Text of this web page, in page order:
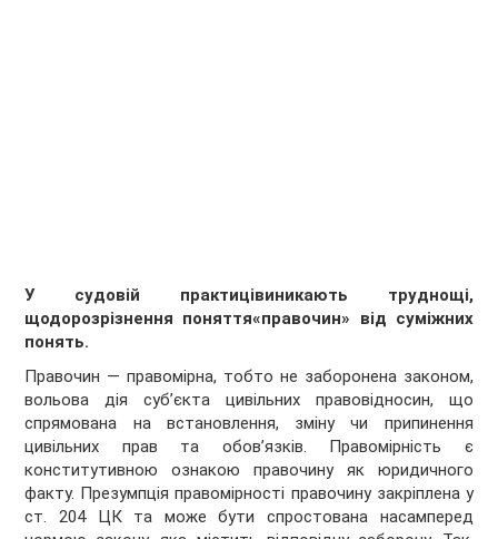
Усудовій практицівиникають труднощі,
щодорозрізнення поняття«правочин» від суміжних
понять.
Правочин — правомірна, тобто не заборонена законом,
вольова дія суб’єкта цивільних правовідносин, що
спрямована на встановлення, зміну чи припинення
цивільних прав та обов’язків. Правомірність є
конститутивною ознакою правочину як юридичного
факту. Презумпція правомірності правочину закріплена у
ст. 204 ЦК та може бути спростована насамперед